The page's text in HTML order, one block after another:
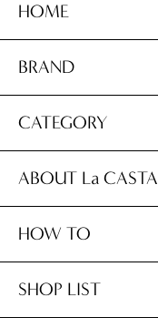
HOME
BRAND
CATEGORY
ABOUT La CASTA
HOW TO
SHOP LIST